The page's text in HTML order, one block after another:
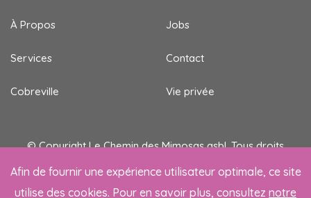
Afin de fournir une expérience utilisateur optimale, ce site
utilise des cookies. Pour en savoir plus, consultez notre
À Propos
Services
Cobreville
Jobs
Contact
Vie privée
© Copyright Le Chemin des Mimosas asbl. Tous droits
réservés.